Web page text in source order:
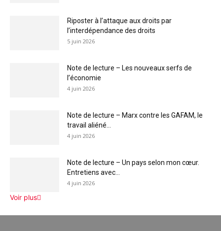
Riposter à l’attaque aux droits par
l’interdépendance des droits
5 juin 2026
Note de lecture – Les nouveaux serfs de
l’économie
4 juin 2026
Note de lecture – Marx contre les GAFAM, le
travail aliéné...
4 juin 2026
Note de lecture – Un pays selon mon cœur.
Entretiens avec...
4 juin 2026
Voir plus